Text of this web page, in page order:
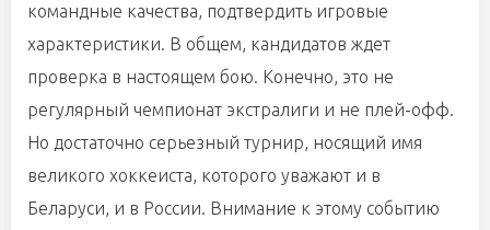
командные качества, подтвердить игровые
характеристики. В общем, кандидатов ждет
проверка в настоящем бою. Конечно, это не
регулярный чемпионат экстралиги и не плей-офф.
Но достаточно серьезный турнир, носящий имя
великого хоккеиста, которого уважают и в
Беларуси, и в России. Внимание к этому событию